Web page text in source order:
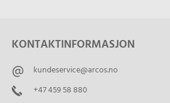
KONTAKTINFORMASJON
kundeservice@arcos.no
+47 459 58 880